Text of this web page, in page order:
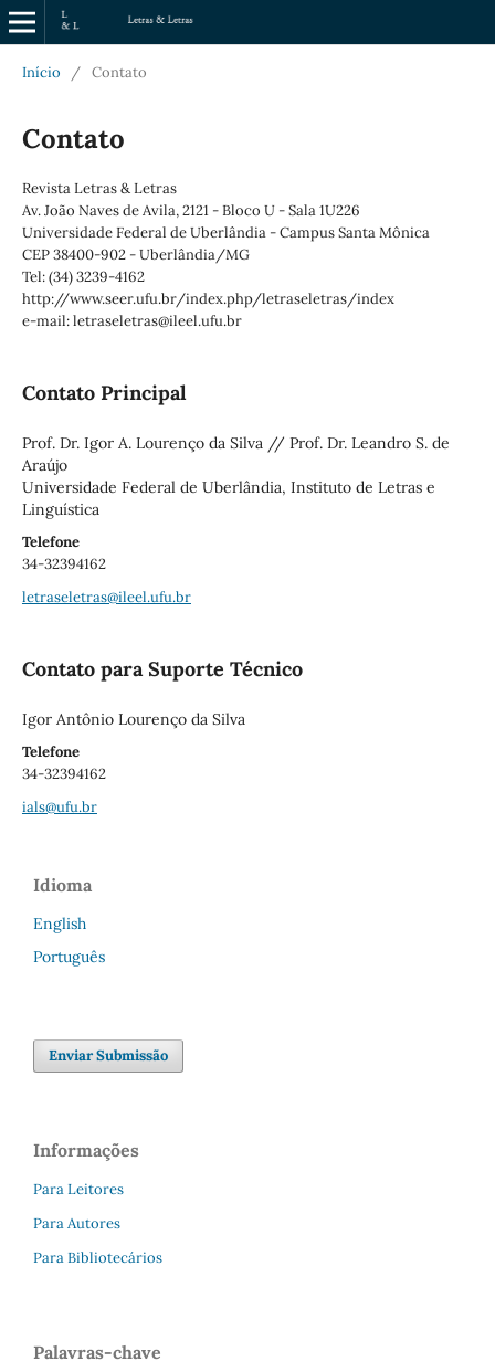
Início / Contato
Contato
Revista Letras & Letras
Av. João Naves de Avila, 2121 - Bloco U - Sala 1U226
Universidade Federal de Uberlândia - Campus Santa Mônica
CEP 38400-902 - Uberlândia/MG
Tel: (34) 3239-4162
http://www.seer.ufu.br/index.php/letraseletras/index
e-mail: letraseletras@ileel.ufu.br
Contato Principal
Prof. Dr. Igor A. Lourenço da Silva // Prof. Dr. Leandro S. de
Araújo
Universidade Federal de Uberlândia, Instituto de Letras e
Linguística
Telefone
34-32394162
letraseletras@ileel.ufu.br
Contato para Suporte Técnico
Igor Antônio Lourenço da Silva
Telefone
34-32394162
ials@ufu.br
Idioma
English
Português
Enviar Submissão
Informações
Para Leitores
Para Autores
Para Bibliotecários
Palavras-chave